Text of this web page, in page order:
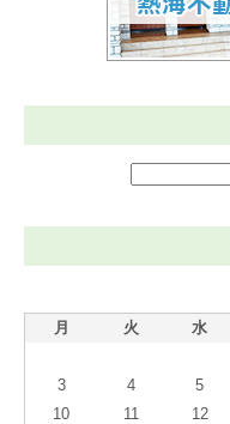
月 火 水
3
4 5
10
11 12